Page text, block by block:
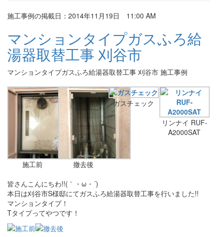
施工事例の掲載日：2014年11月19日 11:00 AM
マンションタイプガスふろ給
湯器取替工事 刈谷市
マンションタイプガスふろ給湯器取替工事 刈谷市 施工事例
施工前 撤去後
ガスチェック
リンナイ RUF-
A2000SAT
皆さんこんにちわ!!(｀・ω・´)
本日は刈谷市S様邸にてガスふろ給湯器取替工事を行いました!!
マンションタイプ！
Tタイプってやつです！